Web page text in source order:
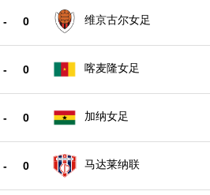
- 0 维京古尔女足
- 0 喀麦隆女足
- 0 加纳女足
- 0 马达莱纳联